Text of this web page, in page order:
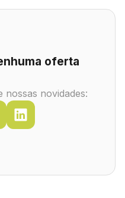
oferta
nossas novidades: